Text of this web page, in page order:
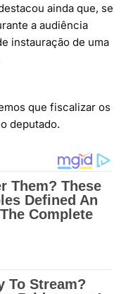
ainda que, se
a audiência
instauração de uma
que fiscalizar os
deputado.